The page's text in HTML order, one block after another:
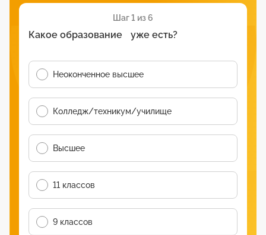
Шаг 1 из 6
Какое образование уже есть?
Неоконченное высшее
Колледж/техникум/училище
Высшее
11 классов
9 классов